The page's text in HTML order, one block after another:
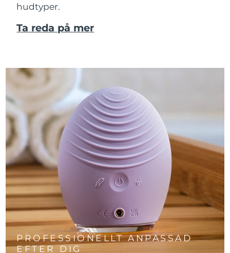
hudtyper.
Ta reda på mer
PROFESSIONELLT ANPASSAD
EFTER DIG